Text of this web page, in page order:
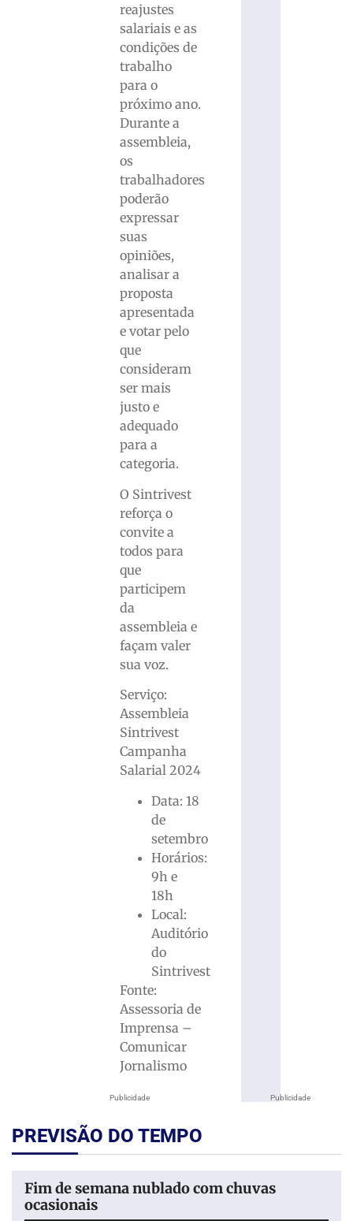
Publicidade
reajustes
salariais e as
condições de
trabalho
para o
próximo ano.
Durante a
assembleia,
os
trabalhadores
poderão
expressar
suas
opiniões,
analisar a
proposta
apresentada
e votar pelo
que
consideram
ser mais
justo e
adequado
para a
categoria.
O Sintrivest
reforça o
convite a
todos para
que
participem
da
assembleia e
façam valer
sua voz.
Serviço:
Assembleia
Sintrivest
Campanha
Salarial 2024
Data: 18
de
setembro
Horários:
9h e
18h
Local:
Auditório
do
Sintrivest
Fonte:
Assessoria de
Imprensa –
Comunicar
Jornalismo
Publicidade
PREVISÃO DO TEMPO
Fim de semana nublado com chuvas
ocasionais